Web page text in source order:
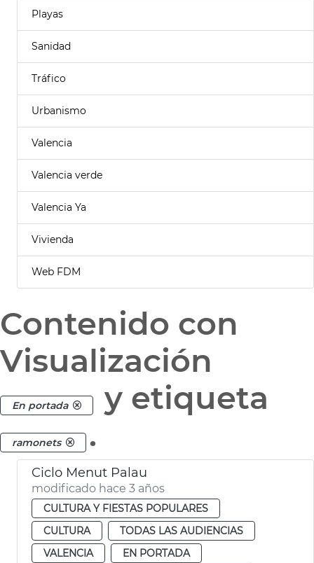
Playas
Sanidad
Tráfico
Urbanismo
Valencia
Valencia verde
Valencia Ya
Vivienda
Web FDM
Contenido con
Visualización
En portada y etiqueta
ramonets .
Ciclo Menut Palau
modificado hace 3 años
CULTURA Y FIESTAS POPULARES
CULTURA
TODAS LAS AUDIENCIAS
VALENCIA
EN PORTADA